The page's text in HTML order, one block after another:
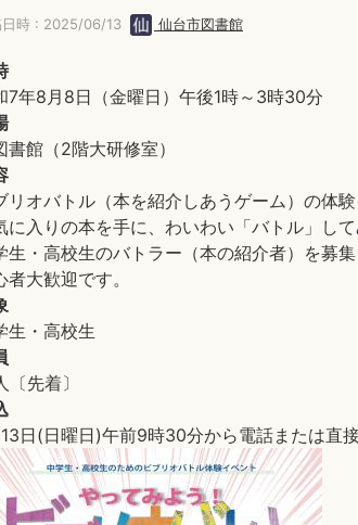
日時 : 2025/06/13 仙台市図書館
7年8月8日（金曜日）午後1時～3時30分
書館（2階大研修室）
リオバトル（本を紹介しあうゲーム）の体験
に入りの本を手に、わいわい「バトル」して
生・高校生のバトラー（本の紹介者）を募集
者大歓迎です。
生・高校生
〔先着〕
日(日曜日)午前9時30分から電話または直